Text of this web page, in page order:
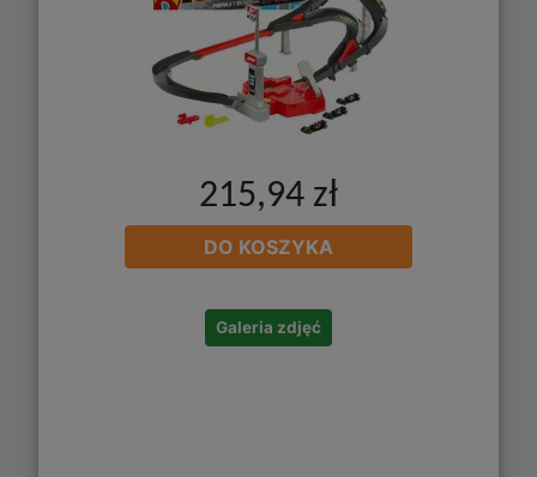
215,94 zł
DO KOSZYKA
Galeria zdjęć